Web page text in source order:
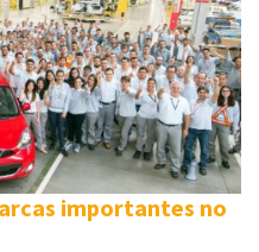
importantes no